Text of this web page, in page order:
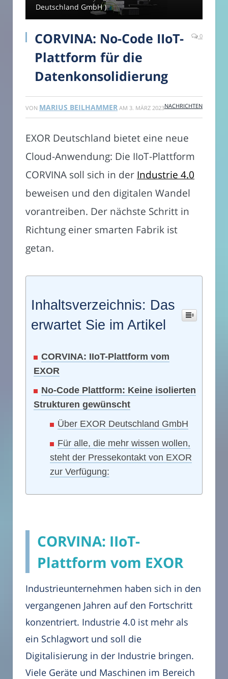
Deutschland GmbH )
CORVINA: No-Code IIoT-
Plattform für die
Datenkonsolidierung
0
VON MARIUS BEILHAMMER AM 3. MÄRZ 2023NACHRICHTEN
EXOR Deutschland bietet eine neue
Cloud-Anwendung: Die IIoT-Plattform
CORVINA soll sich in der Industrie 4.0
beweisen und den digitalen Wandel
vorantreiben. Der nächste Schritt in
Richtung einer smarten Fabrik ist
getan.
Inhaltsverzeichnis: Das
erwartet Sie im Artikel
CORVINA: IIoT-Plattform vom
EXOR
No-Code Plattform: Keine isolierten
Strukturen gewünscht
Über EXOR Deutschland GmbH
Für alle, die mehr wissen wollen,
steht der Pressekontakt von EXOR
zur Verfügung:
CORVINA: IIoT-
Plattform vom EXOR
Industrieunternehmen haben sich in den
vergangenen Jahren auf den Fortschritt
konzentriert. Industrie 4.0 ist mehr als
ein Schlagwort und soll die
Digitalisierung in der Industrie bringen.
Viele Geräte und Maschinen im Bereich